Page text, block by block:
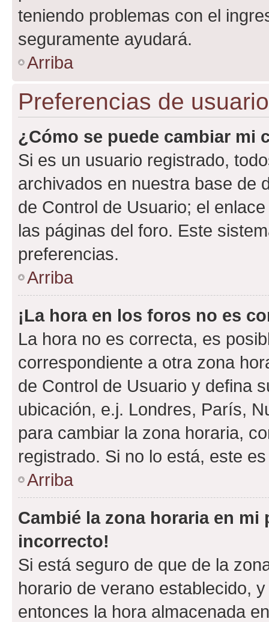
teniendo problemas con el
seguramente ayudará.
Arriba
Preferencias de
¿Cómo se puede cambiar mi
Si es un usuario registrado,
archivados en nuestra base de
de Control de Usuario; el
las páginas del foro. Este
preferencias.
Arriba
¡La hora en los foros no es
La hora no es correcta, es
correspondiente a otra zona
de Control de Usuario y defina
ubicación, e.j. Londres, París,
para cambiar la zona horaria,
registrado. Si no lo está, este
Arriba
Cambié la zona horaria en
incorrecto!
Si está seguro de que de la
horario de verano establecido,
entonces la hora almacenada